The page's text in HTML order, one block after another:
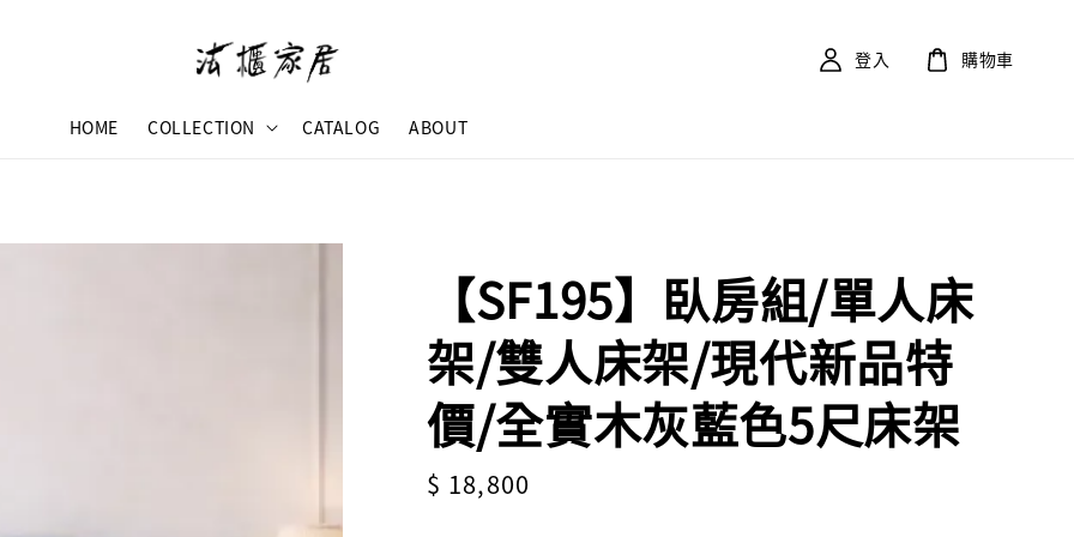
HOME COLLECTION CATALOG ABOUT
登入 購物車
【SF195】臥房組/單人床
架/雙人床架/現代新品特
價/全實木灰藍色5尺床架
Regular
$ 18,800